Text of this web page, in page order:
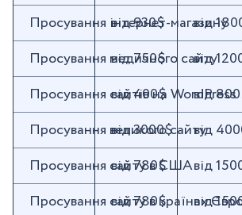
Просування інтернет-магазину
від 930$ від
Просування медичного сайту
від 750$ від
Просування сайтів на WordPress
від 400$ від
Просування великого сайту
від 3000$ від
Просування сайту в США
від 780$ від
Просування сайту в країнах
від 780$ від